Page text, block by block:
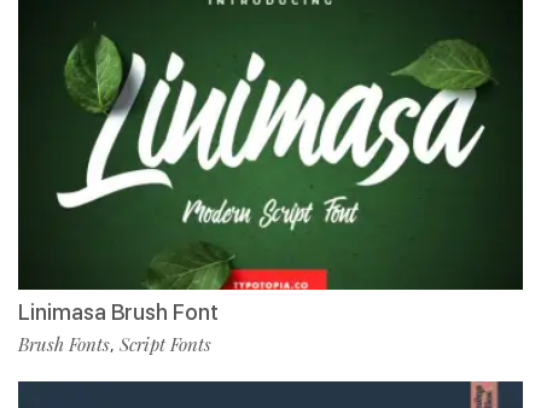
Linimasa Brush Font
Brush Fonts, Script Fonts